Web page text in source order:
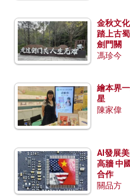
金秋文
踏上古
劍門關
馮珍今
繪本界
星
陳家偉
AI發展
高牆 中
合作
關品方